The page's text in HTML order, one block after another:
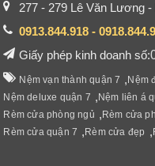
277 - 279 Lê Văn Lương
0913.844.918 -
Giấy phép kinh doanh số:
Nệm vạn thành quận 7 , Nệm
Nệm deluxe quận 7 , Nệm liên á
Rèm cửa phòng ngủ , Rèm cửa
Rèm cửa quận 7 , Rèm cửa đẹp ,